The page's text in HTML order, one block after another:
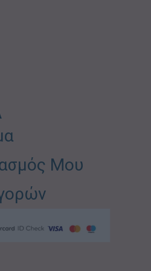
Μου